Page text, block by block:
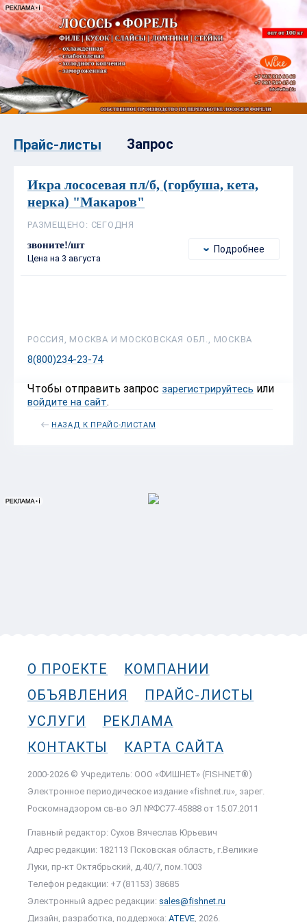
Прайс-листы Запрос
Икра лососевая пл/б, (горбуша, кета,
нерка) "Макаров"
РАЗМЕЩЕНО: СЕГОДНЯ
звоните!/шт
Цена на 3 августа
Подробнее
РОССИЯ, МОСКВА И МОСКОВСКАЯ ОБЛ., МОСКВА
8(800)234-23-74
Чтобы отправить запрос зарегистрируйтесь или
войдите на сайт.
НАЗАД К ПРАЙС-ЛИСТАМ
О ПРОЕКТЕ
КОМПАНИИ
ОБЪЯВЛЕНИЯ
ПРАЙС-ЛИСТЫ
УСЛУГИ
РЕКЛАМА
КОНТАКТЫ
КАРТА САЙТА
2000-2026 © Учредитель: ООО «ФИШНЕТ» (FISHNET®)
Электронное периодическое издание «fishnet.ru», зарег.
Роскомнадзором cв-во ЭЛ №ФС77-45888 от 15.07.2011
Главный редактор: Сухов Вячеслав Юрьевич
Адрес редакции: 182113 Псковская область, г.Великие
Луки, пр-кт Октябрьский, д.40/7, пом.1003
Телефон редакции: +7 (81153) 38685
Электронный адрес редакции: sales@fishnet.ru
Дизайн, разработка, поддержка: ATEVE , 2026.